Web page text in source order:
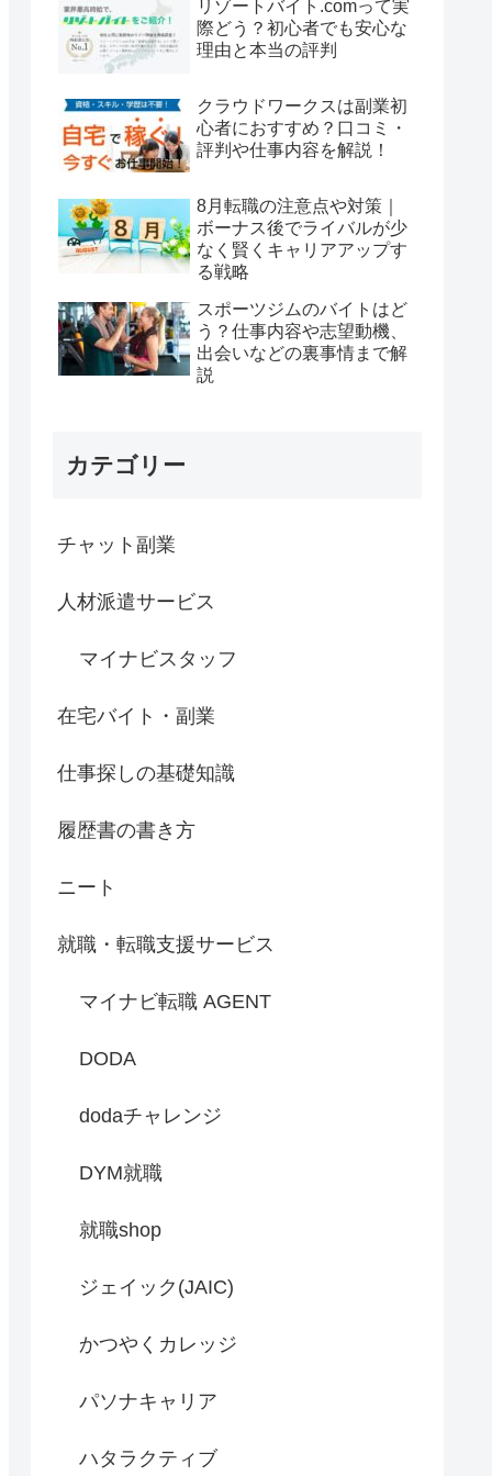
リゾートバイト.comって実
際どう？初心者でも安心な
理由と本当の評判
クラウドワークスは副業初
心者におすすめ？口コミ・
評判や仕事内容を解説！
8月転職の注意点や対策｜
ボーナス後でライバルが少
なく賢くキャリアアップす
る戦略
スポーツジムのバイトはど
う？仕事内容や志望動機、
出会いなどの裏事情まで解
説
カテゴリー
チャット副業
人材派遣サービス
マイナビスタッフ
在宅バイト・副業
仕事探しの基礎知識
履歴書の書き方
ニート
就職・転職支援サービス
マイナビ転職 AGENT
DODA
dodaチャレンジ
DYM就職
就職shop
ジェイック(JAIC)
かつやくカレッジ
パソナキャリア
ハタラクティブ